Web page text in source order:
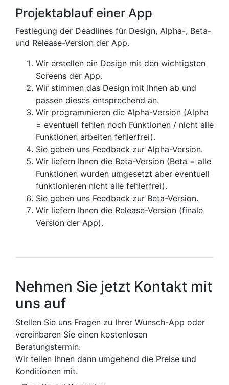
Projektablauf einer App
Festlegung der Deadlines für Design, Alpha-, Beta-
und Release-Version der App.
Wir erstellen ein Design mit den wichtigsten
Screens der App.
Wir stimmen das Design mit Ihnen ab und
passen dieses entsprechend an.
Wir programmieren die Alpha-Version (Alpha
= eventuell fehlen noch Funktionen / nicht alle
Funktionen arbeiten fehlerfrei).
Sie geben uns Feedback zur Alpha-Version.
Wir liefern Ihnen die Beta-Version (Beta = alle
Funktionen wurden umgesetzt aber eventuell
funktionieren nicht alle fehlerfrei).
Sie geben uns Feedback zur Beta-Version.
Wir liefern Ihnen die Release-Version (finale
Version der App).
Nehmen Sie jetzt Kontakt mit
uns auf
Stellen Sie uns Fragen zu Ihrer Wunsch-App oder
vereinbaren Sie einen kostenlosen
Beratungstermin.
Wir teilen Ihnen dann umgehend die Preise und
Konditionen mit.